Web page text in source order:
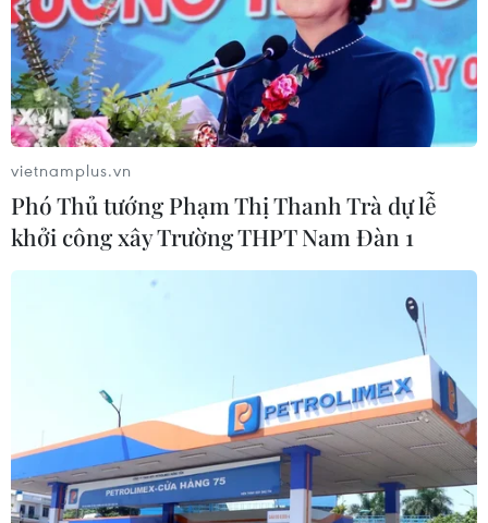
Bộ Giao thông Vận tải phê duyệt hai dự án
trọng điểm phía Nam
17/11/2020 15:17
Theo báo cáo của Ban Quản lý dự án 7 (Bộ Giao thông
Vận tải), tổng chiều dài gói thầu XL.03B là 650m, thời
gian thi công 26 tháng, giá trị hợp đồng theo kế hoạch
vietnamplus.vn
Phó Thủ tướng Phạm Thị Thanh Trà dự lễ
khởi công xây Trường THPT Nam Đàn 1